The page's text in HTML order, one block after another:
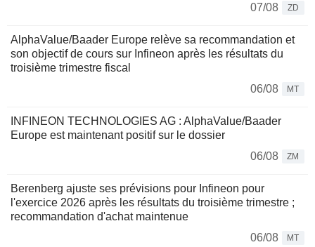
07/08
ZD
AlphaValue/Baader Europe relève sa recommandation et
son objectif de cours sur Infineon après les résultats du
troisième trimestre fiscal
06/08
MT
INFINEON TECHNOLOGIES AG : AlphaValue/Baader
Europe est maintenant positif sur le dossier
06/08
ZM
Berenberg ajuste ses prévisions pour Infineon pour
l'exercice 2026 après les résultats du troisième trimestre ;
recommandation d'achat maintenue
06/08
MT